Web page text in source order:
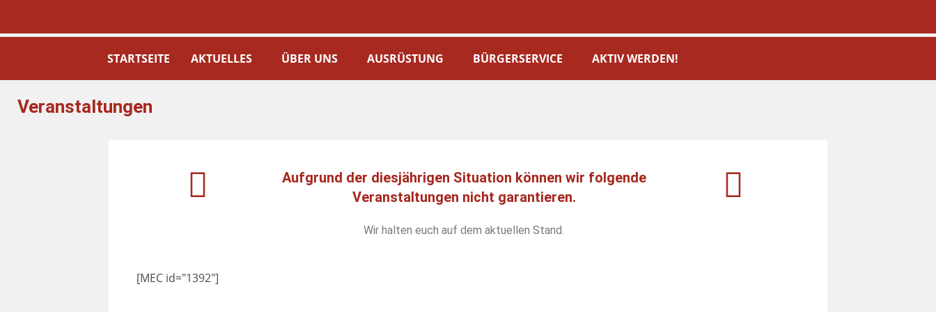
STARTSEITE AKTUELLES ÜBER UNS AUSRÜSTUNG BÜRGERSERVICE AKTIV WERDEN!
Veranstaltungen
Aufgrund der diesjährigen Situation können wir folgende
Veranstaltungen nicht garantieren.
Wir halten euch auf dem aktuellen Stand.
[MEC id="1392"]